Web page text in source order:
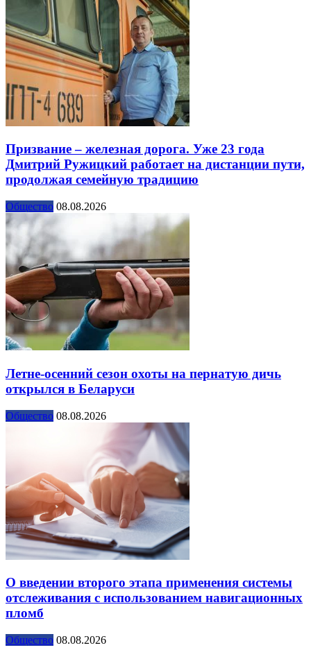
Призвание – железная дорога. Уже 23 года
Дмитрий Ружицкий работает на дистанции пути,
продолжая семейную традицию
Общество 08.08.2026
Летне-осенний сезон охоты на пернатую дичь
открылся в Беларуси
Общество 08.08.2026
О введении второго этапа применения системы
отслеживания с использованием навигационных
пломб
Общество 08.08.2026